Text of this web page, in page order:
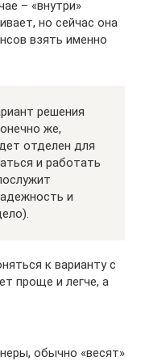
– «внутри»
но сейчас она
взять именно
решения
же,
отделен для
и работать
и
к варианту с
проще и легче, а
обычно «весят»